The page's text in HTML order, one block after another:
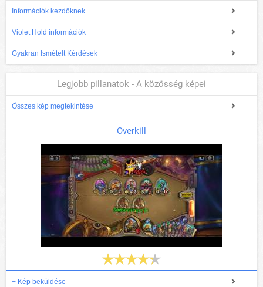
Információk kezdőknek
Violet Hold információk
Gyakran Ismételt Kérdések
Legjobb pillanatok - A közösség képei
Összes kép megtekintése
Overkill
+ Kép beküldése